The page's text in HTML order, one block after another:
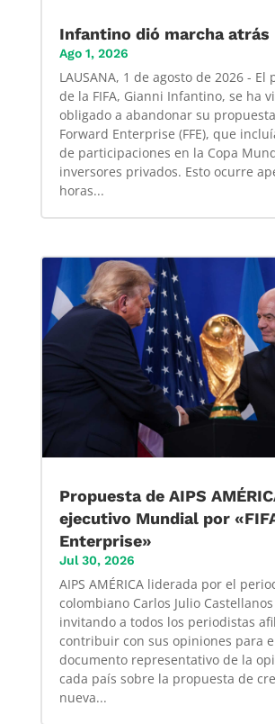
Infantino dió marcha atrás
Ago 1, 2026
LAUSANA, 1 de agosto de 2026 - El
de la FIFA, Gianni Infantino, se ha
obligado a abandonar su propuesta
Forward Enterprise (FFE), que
de participaciones en la Copa
inversores privados. Esto ocurre
horas...
Propuesta de AIPS
ejecutivo Mundial por
Enterprise»
Jul 30, 2026
AIPS AMÉRICA liderada por el
colombiano Carlos Julio
invitando a todos los periodistas
contribuir con sus opiniones para
documento representativo de la
cada país sobre la propuesta de
nueva...